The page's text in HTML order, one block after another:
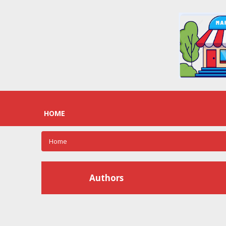
HOME
Home
Authors